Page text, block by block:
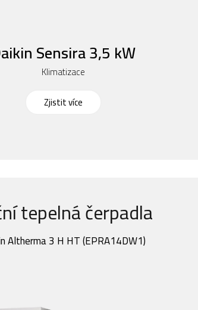
Sensira 3,5 kW
Klimatizace
Zjistit více
tepelná čerpadla
Altherma 3 H HT (EPRA14DW1)